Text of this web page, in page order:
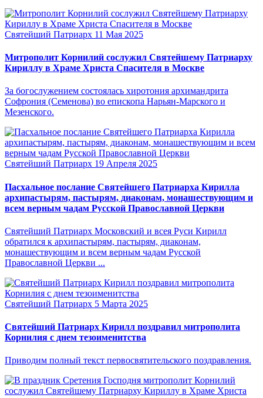
Святейший Патриарх 11 Мая 2025
Митрополит Корнилий сослужил Святейшему Патриарху
Кириллу в Храме Христа Спасителя в Москве
За богослужением состоялась хиротония архимандрита
Софрония (Семенова) во епископа Нарьян-Марского и
Мезенского.
Святейший Патриарх 19 Апреля 2025
Пасхальное послание Святейшего Патриарха Кирилла
архипастырям, пастырям, диаконам, монашествующим и
всем верным чадам Русской Православной Церкви
Святейший Патриарх Московский и всея Руси Кирилл
обратился к архипастырям, пастырям, диаконам,
монашествующим и всем верным чадам Русской
Православной Церкви ...
Святейший Патриарх 5 Марта 2025
Святейший Патриарх Кирилл поздравил митрополита
Корнилия с днем тезоименитства
Приводим полный текст первосвятительского поздравления.